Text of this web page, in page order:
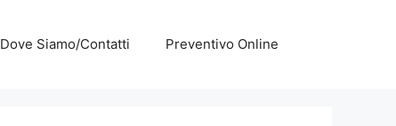
Dove Siamo/Contatti Preventivo Online